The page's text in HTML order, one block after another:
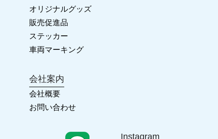
2022.04.28
カラーズ岡崎店 リニューアルオープン!!
2022年 ゴールデンウィークの臨時休業について
2022.03.26
オリジナルグッズ
販売促進品
ステッカー
車両マーキング
会社案内
会社概要
お問い合わせ
Instagram